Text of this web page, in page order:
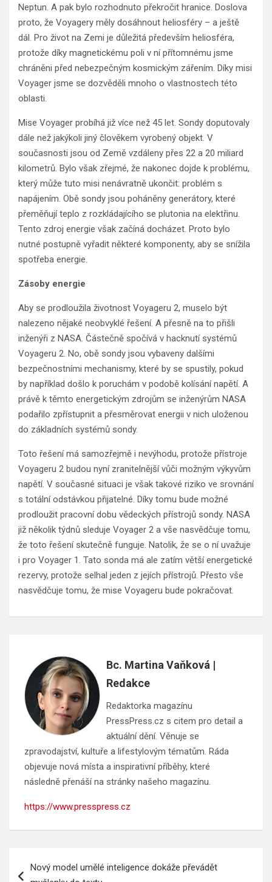
Neptun. A pak bylo rozhodnuto překročit hranice. Doslova
proto, že Voyagery měly dosáhnout heliosféry – a ještě
dál. Pro život na Zemi je důležitá především heliosféra,
protože díky magnetickému poli v ní přítomnému jsme
chráněni před nebezpečným kosmickým zářením. Díky misi
Voyager jsme se dozvěděli mnoho o vlastnostech této
oblasti.
Mise Voyager probíhá již více než 45 let. Sondy doputovaly
dále než jakýkoli jiný člověkem vyrobený objekt. V
současnosti jsou od Země vzdáleny přes 22 a 20 miliard
kilometrů. Bylo však zřejmé, že nakonec dojde k problému,
který může tuto misi nenávratně ukončit: problém s
napájením. Obě sondy jsou poháněny generátory, které
přeměňují teplo z rozkládajícího se plutonia na elektřinu.
Tento zdroj energie však začíná docházet. Proto bylo
nutné postupně vyřadit některé komponenty, aby se snížila
spotřeba energie.
Zásoby energie
Aby se prodloužila životnost Voyageru 2, muselo být
nalezeno nějaké neobvyklé řešení. A přesně na to přišli
inženýři z NASA. Částečně spočívá v hacknutí systémů
Voyageru 2. No, obě sondy jsou vybaveny dalšími
bezpečnostními mechanismy, které by se spustily, pokud
by například došlo k poruchám v podobě kolísání napětí. A
právě k těmto energetickým zdrojům se inženýrům NASA
podařilo zpřístupnit a přesměrovat energii v nich uloženou
do základních systémů sondy.
Toto řešení má samozřejmě i nevýhodu, protože přístroje
Voyageru 2 budou nyní zranitelnější vůči možným výkyvům
napětí. V současné situaci je však takové riziko ve srovnání
s totální odstávkou přijatelné. Díky tomu bude možné
prodloužit pracovní dobu vědeckých přístrojů sondy. NASA
již několik týdnů sleduje Voyager 2 a vše nasvědčuje tomu,
že toto řešení skutečně funguje. Natolik, že se o ní uvažuje
i pro Voyager 1. Tato sonda má ale zatím větší energetické
rezervy, protože selhal jeden z jejích přístrojů. Přesto vše
nasvědčuje tomu, že mise Voyageru bude pokračovat.
Bc. Martina Vaňková |
Redakce
Redaktorka magazínu
PressPress.cz s citem pro detail a
aktuální dění. Věnuje se
zpravodajství, kultuře a lifestylovým tématům. Ráda
objevuje nová místa a inspirativní příběhy, které
následně přenáší na stránky našeho magazínu.
https://www.presspress.cz
proNový model umělé inteligence dokáže převádět